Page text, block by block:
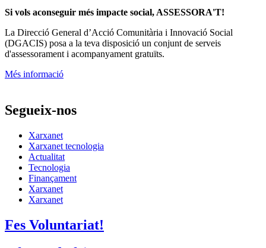
Si vols aconseguir més impacte social, ASSESSORA'T!
La Direcció General d’Acció Comunitària i Innovació Social
(DGACIS) posa a la teva disposició un conjunt de serveis
d'assessorament i acompanyament gratuïts.
Més informació
Segueix-nos
Xarxanet
Xarxanet tecnologia
Actualitat
Tecnologia
Finançament
Xarxanet
Xarxanet
Fes Voluntariat!